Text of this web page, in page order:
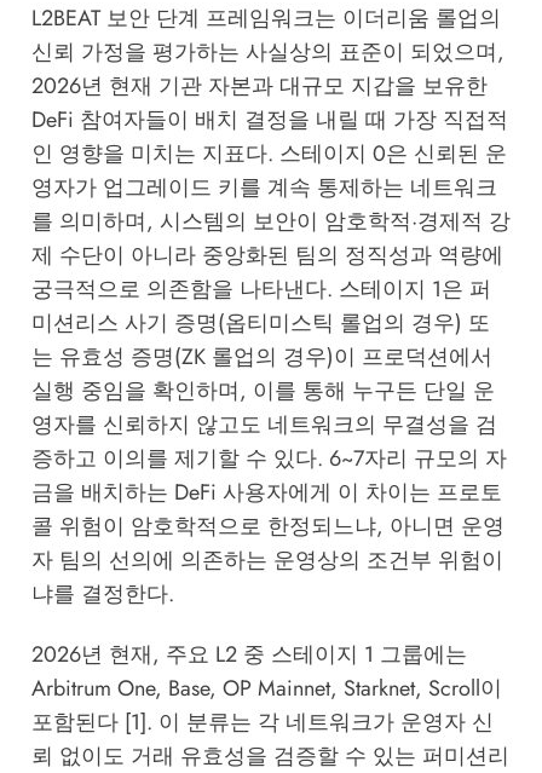
L2BEAT 보안 단계 프레임워크는 이더리움 롤업의
신뢰 가정을 평가하는 사실상의 표준이 되었으며,
2026년 현재 기관 자본과 대규모 지갑을 보유한
DeFi 참여자들이 배치 결정을 내릴 때 가장 직접적
인 영향을 미치는 지표다. 스테이지 0은 신뢰된 운
영자가 업그레이드 키를 계속 통제하는 네트워크
를 의미하며, 시스템의 보안이 암호학적·경제적 강
제 수단이 아니라 중앙화된 팀의 정직성과 역량에
궁극적으로 의존함을 나타낸다. 스테이지 1은 퍼
미션리스 사기 증명(옵티미스틱 롤업의 경우) 또
는 유효성 증명(ZK 롤업의 경우)이 프로덕션에서
실행 중임을 확인하며, 이를 통해 누구든 단일 운
영자를 신뢰하지 않고도 네트워크의 무결성을 검
증하고 이의를 제기할 수 있다. 6~7자리 규모의 자
금을 배치하는 DeFi 사용자에게 이 차이는 프로토
콜 위험이 암호학적으로 한정되느냐, 아니면 운영
자 팀의 선의에 의존하는 운영상의 조건부 위험이
냐를 결정한다.
2026년 현재, 주요 L2 중 스테이지 1 그룹에는
Arbitrum One, Base, OP Mainnet, Starknet, Scroll이
포함된다 [1]. 이 분류는 각 네트워크가 운영자 신
뢰 없이도 거래 유효성을 검증할 수 있는 퍼미션리